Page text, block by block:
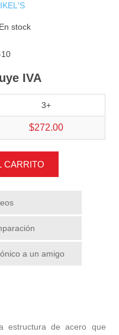
En stock
IVA
3+
$272.00
CARRITO
a un amigo
estructura de acero que